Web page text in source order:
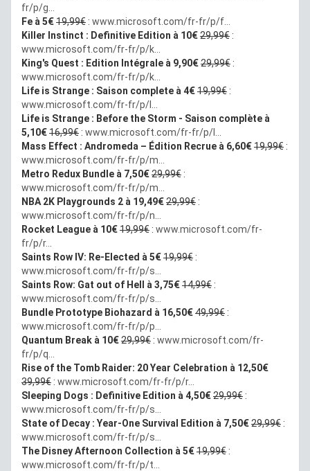
fr/p/g...
Fe à 5€19,99€ : www.microsoft.com/fr-fr/p/f...
Killer Instinct : Definitive Edition à 10€29,99€ :
www.microsoft.com/fr-fr/p/k...
King's Quest : Edition Intégrale à 9,90€29,99€ :
www.microsoft.com/fr-fr/p/k...
Life is Strange : Saison complete à 4€19,99€ :
www.microsoft.com/fr-fr/p/l...
Life is Strange : Before the Storm - Saison complète à
5,10€16,99€ : www.microsoft.com/fr-fr/p/l...
Mass Effect : Andromeda – Édition Recrue à 6,60€19,99€ :
www.microsoft.com/fr-fr/p/m...
Metro Redux Bundle à 7,50€29,99€ :
www.microsoft.com/fr-fr/p/m...
NBA 2K Playgrounds 2 à 19,49€29,99€ :
www.microsoft.com/fr-fr/p/n...
Rocket League à 10€19,99€ : www.microsoft.com/fr-
fr/p/r...
Saints Row IV: Re-Elected à 5€19,99€ :
www.microsoft.com/fr-fr/p/s...
Saints Row: Gat out of Hell à 3,75€14,99€ :
www.microsoft.com/fr-fr/p/s...
Bundle Prototype Biohazard à 16,50€49,99€ :
www.microsoft.com/fr-fr/p/p...
Quantum Break à 10€29,99€ : www.microsoft.com/fr-
fr/p/q...
Rise of the Tomb Raider: 20 Year Celebration à 12,50€
39,99€ : www.microsoft.com/fr-fr/p/r...
Sleeping Dogs : Definitive Edition à 4,50€29,99€ :
www.microsoft.com/fr-fr/p/s...
State of Decay : Year-One Survival Edition à 7,50€29,99€ :
www.microsoft.com/fr-fr/p/s...
The Disney Afternoon Collection à 5€19,99€ :
www.microsoft.com/fr-fr/p/t...